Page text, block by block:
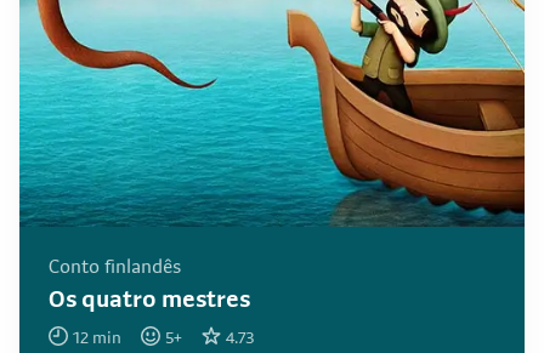
Conto finlandês
Os quatro mestres
12 min 5+ 4.73